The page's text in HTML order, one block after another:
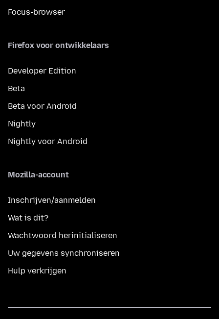
Focus-browser
Firefox voor ontwikkelaars
Developer Edition
Beta
Beta voor Android
Nightly
Nightly voor Android
Mozilla-account
Inschrijven/aanmelden
Wat is dit?
Wachtwoord herinitialiseren
Uw gegevens synchroniseren
Hulp verkrijgen